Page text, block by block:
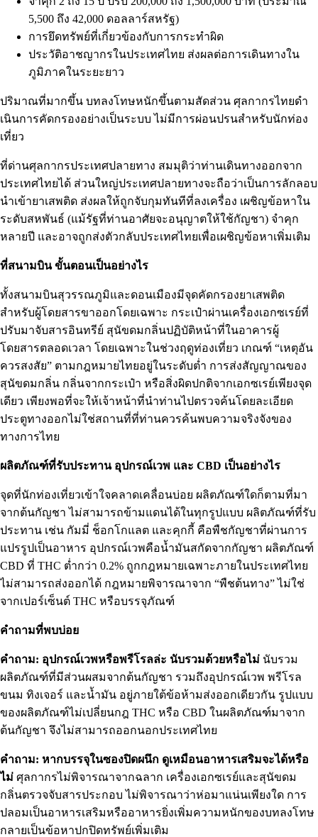
5,500 ถึง 42,000 ดอลลาร์สหรัฐ)
การยึดทรัพย์ที่เกี่ยวข้องกับการกระทำผิด
ประวัติอาชญากรในประเทศไทย ส่งผลต่อการเดินทางใน
ภูมิภาคในระยะยาว
ปริมาณที่มากขึ้น บทลงโทษหนักขึ้นตามสัดส่วน ศุลกากรไทยดำ
เนินการคัดกรองอย่างเป็นระบบ ไม่มีการผ่อนปรนสำหรับนักท่อง
เที่ยว
ที่ด่านศุลกากรประเทศปลายทาง สมมุติว่าท่านเดินทางออกจาก
ประเทศไทยได้ ส่วนใหญ่ประเทศปลายทางจะถือว่าเป็นการลักลอบ
นำเข้ายาเสพติด ส่งผลให้ถูกจับกุมทันทีที่ลงเครื่อง เผชิญข้อหาใน
ระดับสหพันธ์ (แม้รัฐที่ท่านอาศัยจะอนุญาตให้ใช้กัญชา) จำคุก
หลายปี และอาจถูกส่งตัวกลับประเทศไทยเพื่อเผชิญข้อหาเพิ่มเติม
ที่สนามบิน ขั้นตอนเป็นอย่างไร
ทั้งสนามบินสุวรรณภูมิและดอนเมืองมีจุดคัดกรองยาเสพติด
สำหรับผู้โดยสารขาออกโดยเฉพาะ กระเป๋าผ่านเครื่องเอกซเรย์ที่
ปรับมาจับสารอินทรีย์ สุนัขดมกลิ่นปฏิบัติหน้าที่ในอาคารผู้
โดยสารตลอดเวลา โดยเฉพาะในช่วงฤดูท่องเที่ยว เกณฑ์ “เหตุอัน
ควรสงสัย” ตามกฎหมายไทยอยู่ในระดับต่ำ การส่งสัญญาณของ
สุนัขดมกลิ่น กลิ่นจากกระเป๋า หรือสิ่งผิดปกติจากเอกซเรย์เพียงจุด
เดียว เพียงพอที่จะให้เจ้าหน้าที่นำท่านไปตรวจค้นโดยละเอียด
ประตูทางออกไม่ใช่สถานที่ที่ท่านควรค้นพบความจริงจังของ
ทางการไทย
ผลิตภัณฑ์ที่รับประทาน อุปกรณ์เวพ และ CBD เป็นอย่างไร
จุดที่นักท่องเที่ยวเข้าใจคลาดเคลื่อนบ่อย ผลิตภัณฑ์ใดก็ตามที่มา
จากต้นกัญชา ไม่สามารถข้ามแดนได้ในทุกรูปแบบ ผลิตภัณฑ์ที่รับ
ประทาน เช่น กัมมี่ ช็อกโกแลต และคุกกี้ คือพืชกัญชาที่ผ่านการ
แปรรูปเป็นอาหาร อุปกรณ์เวพคือน้ำมันสกัดจากกัญชา ผลิตภัณฑ์
CBD ที่ THC ต่ำกว่า 0.2% ถูกกฎหมายเฉพาะภายในประเทศไทย
ไม่สามารถส่งออกได้ กฎหมายพิจารณาจาก “พืชต้นทาง” ไม่ใช่
จากเปอร์เซ็นต์ THC หรือบรรจุภัณฑ์
คำถามที่พบบ่อย
คำถาม: อุปกรณ์เวพหรือพรีโรลล่ะ นับรวมด้วยหรือไม่ นับรวม
ผลิตภัณฑ์ที่มีส่วนผสมจากต้นกัญชา รวมถึงอุปกรณ์เวพ พรีโรล
ขนม ทิงเจอร์ และน้ำมัน อยู่ภายใต้ข้อห้ามส่งออกเดียวกัน รูปแบบ
ของผลิตภัณฑ์ไม่เปลี่ยนกฎ THC หรือ CBD ในผลิตภัณฑ์มาจาก
ต้นกัญชา จึงไม่สามารถออกนอกประเทศไทย
คำถาม: หากบรรจุในซองปิดผนึก ดูเหมือนอาหารเสริมจะได้หรือ
ไม่ ศุลกากรไม่พิจารณาจากฉลาก เครื่องเอกซเรย์และสุนัขดม
กลิ่นตรวจจับสารประกอบ ไม่พิจารณาว่าห่อมาแน่นเพียงใด การ
ปลอมเป็นอาหารเสริมหรืออาหารยิ่งเพิ่มความหนักของบทลงโทษ
กลายเป็นข้อหาปกปิดทรัพย์เพิ่มเติม